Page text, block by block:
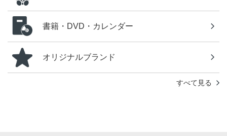
書籍・DVD・カレンダー
オリジナルブランド
すべて見る